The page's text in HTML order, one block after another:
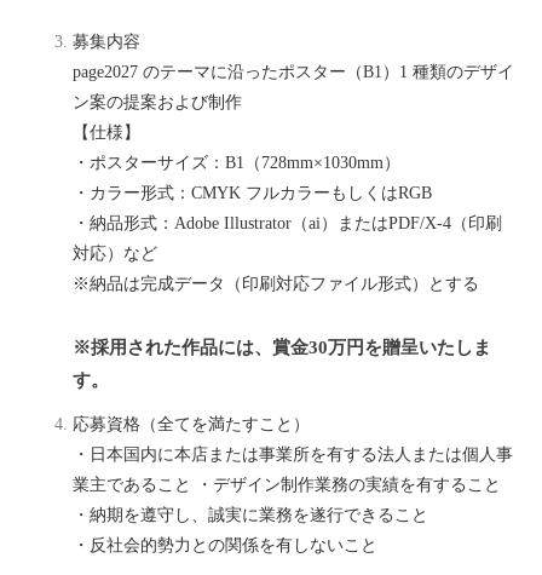
募集内容
page2027 のテーマに沿ったポスター（B1）1 種類のデザイ
ン案の提案および制作
【仕様】
・ポスターサイズ：B1（728mm×1030mm）
・カラー形式：CMYK フルカラーもしくはRGB
・納品形式：Adobe Illustrator（ai）またはPDF/X-4（印刷
対応）など
※納品は完成データ（印刷対応ファイル形式）とする
※採用された作品には、賞金30万円を贈呈いたしま
す。
応募資格（全てを満たすこと）
・日本国内に本店または事業所を有する法人または個人事
業主であること ・デザイン制作業務の実績を有すること
・納期を遵守し、誠実に業務を遂行できること
・反社会的勢力との関係を有しないこと